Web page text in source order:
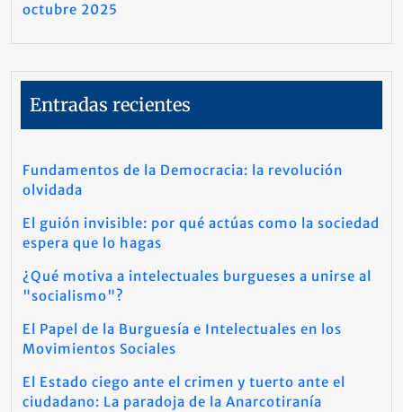
octubre 2025
Entradas recientes
Fundamentos de la Democracia: la revolución
olvidada
El guión invisible: por qué actúas como la sociedad
espera que lo hagas
¿Qué motiva a intelectuales burgueses a unirse al
"socialismo"?
El Papel de la Burguesía e Intelectuales en los
Movimientos Sociales
El Estado ciego ante el crimen y tuerto ante el
ciudadano: La paradoja de la Anarcotiranía